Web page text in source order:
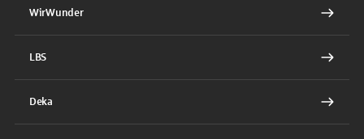
WirWunder
LBS
Deka